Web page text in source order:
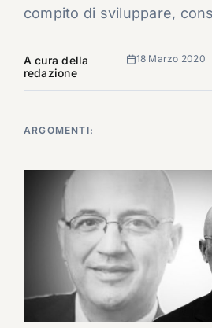
compito di sviluppare,
A cura della
redazione
18 Marzo 2020
ARGOMENTI: